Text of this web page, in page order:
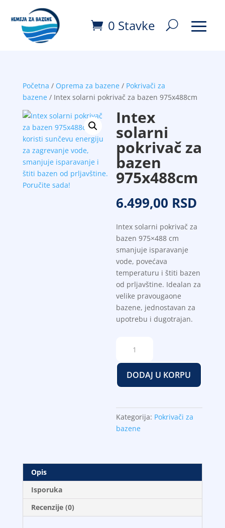
0 Stavke
Početna / Oprema za bazene/ Pokrivači za
bazene/ Intex solarni pokrivač za bazen 975x488cm
Intex
solarni
pokrivač za
bazen
975x488cm
6.499,00 RSD
Intex solarni pokrivač za
bazen 975×488 cm
smanjuje isparavanje
vode, povećava
temperaturu i štiti bazen
od prljavštine. Idealan za
velike pravougaone
bazene, jednostavan za
upotrebu i dugotrajan.
solarni
pokrivač
bazen
količina
DODAJ U KORPU
Kategorija: Pokrivači za
bazene
Opis
Isporuka
Recenzije (0)